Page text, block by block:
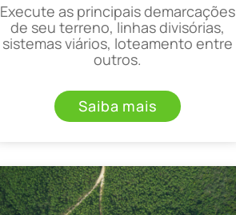
Execute as principais demarcações
de seu terreno, linhas divisórias,
sistemas viários, loteamento entre
outros.
Saiba mais